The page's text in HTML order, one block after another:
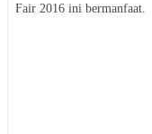
Fair 2016 ini bermanfaat.